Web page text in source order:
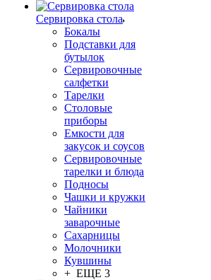
Сервировка стола
Бокалы
Подставки для
бутылок
Сервировочные
салфетки
Тарелки
Столовые
приборы
Емкости для
закусок и соусов
Сервировочные
тарелки и блюда
Подносы
Чашки и кружки
Чайники
заварочные
Сахарницы
Молочники
Кувшины
+ ЕЩЕ 3